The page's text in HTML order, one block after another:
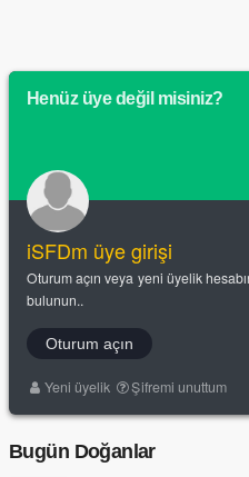
Henüz üye değil misiniz?
iSFDm üye girişi
Oturum açın veya yeni üyelik
bulunun..
Oturum açın
Yeni üyelik Şifremi unuttum
Bugün Doğanlar